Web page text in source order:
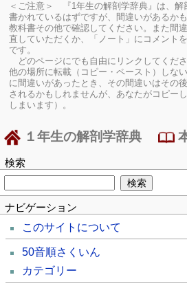
＜ご注意＞ 『1年生の解剖学辞典』は、解
書かれているはずですが、間違いがあるか
教科書その他で確認してください。
また間
直していただくか、「ノート」にコメント
です。
どのページにでも自由にリンクしてくだ
他の場所に転載（コピー・ペースト）しな
に間違いがあったとき、その間違いはその
されるかもしれませんが、あなたがコピー
しまいます）。
１年生の解剖学辞典
検索
ナビゲーション
このサイトについて
50音順さくいん
カテゴリー